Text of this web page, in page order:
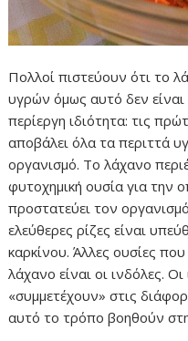
Πολλοί πιστεύουν ότι το
υγρών όμως αυτό δεν είναι
περίεργη ιδιότητα: τις
αποβάλει όλα τα περιττά
οργανισμό. Το λάχανο
φυτοχημική ουσία για την
προστατεύει τον
ελεύθερες ρίζες είναι
καρκίνου. Άλλες ουσίες
λάχανο είναι οι ινδόλες.
«συμμετέχουν» στις
αυτό το τρόπο βοηθούν